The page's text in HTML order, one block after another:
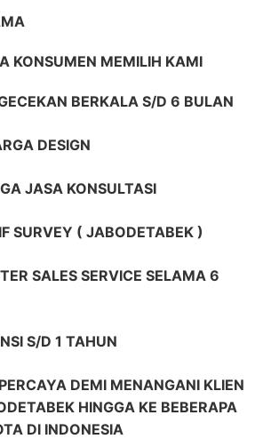
KONSUMEN MEMILIH KAMI
BERKALA S/D 6 BULAN
DESIGN
JASA KONSULTASI
SURVEY ( JABODETABEK )
SALES SERVICE SELAMA 6
S/D 1 TAHUN
DEMI MENANGANI KLIEN
HINGGA KE BEBERAPA
DI INDONESIA